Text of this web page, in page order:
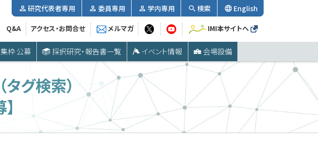
枠 公募 採択研究・報告書一覧 イベント情報 会場設備
研究代表者専用 委員専用 学内専用 検索 English
Q&A アクセス・お問合せ メルマガ IMI本サイトへ
グ検索）